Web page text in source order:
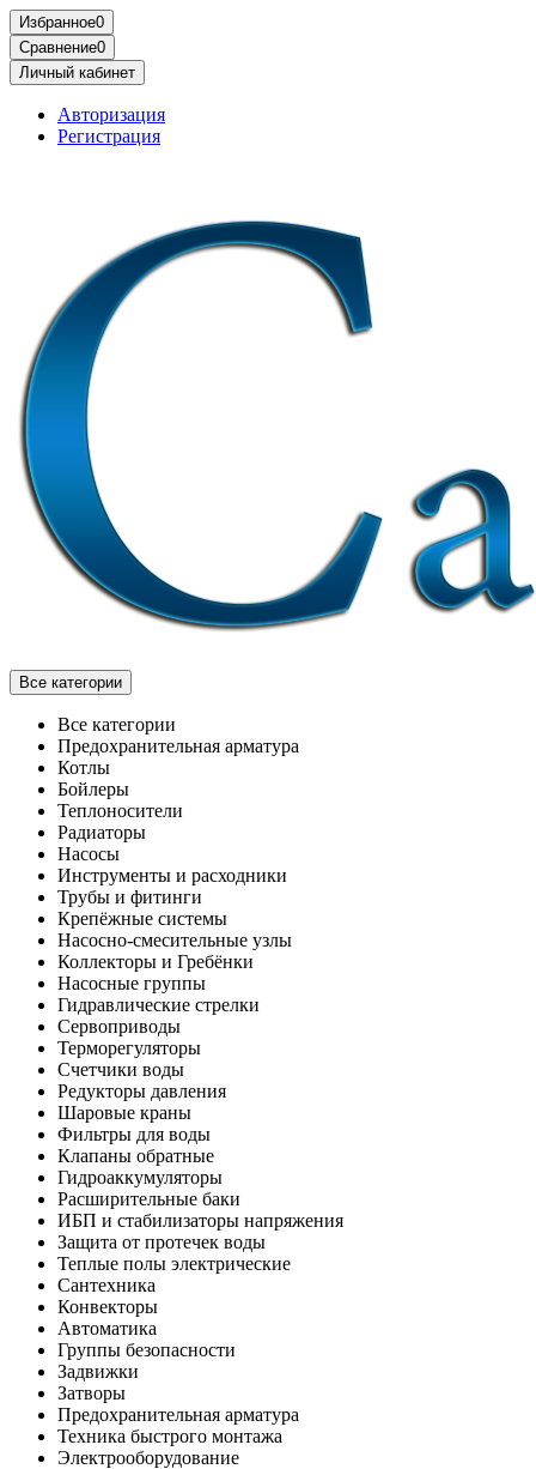
Избранное0
Сравнение0
Личный кабинет
Авторизация
Регистрация
Все категории
Все категории
Предохранительная арматура
Котлы
Бойлеры
Теплоносители
Радиаторы
Насосы
Инструменты и расходники
Трубы и фитинги
Крепёжные системы
Насосно-смесительные узлы
Коллекторы и Гребёнки
Насосные группы
Гидравлические стрелки
Сервоприводы
Терморегуляторы
Счетчики воды
Редукторы давления
Шаровые краны
Фильтры для воды
Клапаны обратные
Гидроаккумуляторы
Расширительные баки
ИБП и стабилизаторы напряжения
Защита от протечек воды
Теплые полы электрические
Сантехника
Конвекторы
Автоматика
Группы безопасности
Задвижки
Затворы
Предохранительная арматура
Техника быстрого монтажа
Электрооборудование